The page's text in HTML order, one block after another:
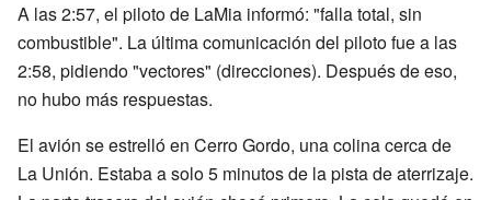
A las 2:57, el piloto de LaMia informó: "falla total, sin
combustible". La última comunicación del piloto fue a las
2:58, pidiendo "vectores" (direcciones). Después de eso,
no hubo más respuestas.
El avión se estrelló en Cerro Gordo, una colina cerca de
La Unión. Estaba a solo 5 minutos de la pista de aterrizaje.